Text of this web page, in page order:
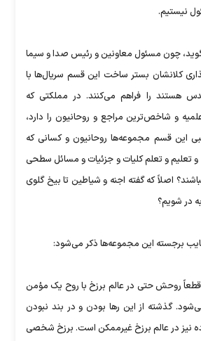
نیستیم.
چون مسئول معاونین و رئیس صدا و سیما
كلانشان بستر ساخت این قسم سریال‌ها با
هستند را فراهم می‌كنند. در مملكتی كه
و شاخص‌ترین مراجع و روحانیون را دارد،
این قسم مجموعه‌ها روحانیون و كسانی كه
و تعلیم و تعلم كلیات و جزئیات و مسائل سطحی
اصلاً كه گفته اجنه و شیاطین تا بیخ گلوی
به در شویم؟
برجسته این مجموعه‌ها ذكر می‌شود:
قطعاً روحش حتی در عالم برزخ با روح یک مؤمن
گذشته از این‌‌ رها بودن و در بند نبودن
در عالم برزخ غیرممكن است. برزخ شخصی